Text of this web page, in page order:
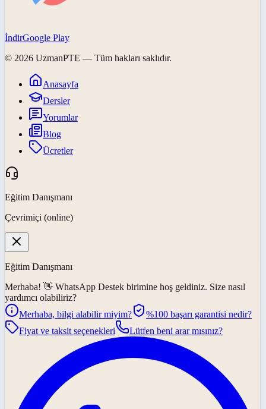
İndirGoogle Play
© 2026 UzmanPTE — Tüm hakları saklıdır.
Anasayfa
Dersler
Yorumlar
Blog
Ücretler
Eğitim Danışmanı
Çevrimiçi (online)
Eğitim Danışmanı
Merhaba! 👋 WhatsApp Destek birimine hoş geldiniz. Size nasıl
yardımcı olabiliriz?
Merhaba, bilgi alabilir miyim?
%100 başarı garantisi nedir?
Fiyat ve taksit seçenekleri
Lütfen beni arar mısınız?